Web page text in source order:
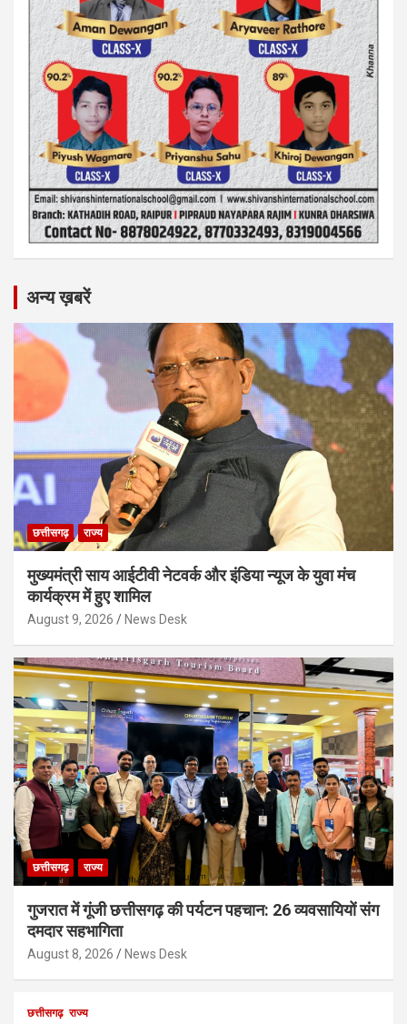
अन्य ख़बरें
छत्तीसगढ़ राज्य
मुख्यमंत्री साय आईटीवी नेटवर्क और इंडिया न्यूज के युवा मंच
कार्यक्रम में हुए शामिल
August 9, 2026 News Desk
छत्तीसगढ़ राज्य
गुजरात में गूंजी छत्तीसगढ़ की पर्यटन पहचान: 26 व्यवसायियों संग
दमदार सहभागिता
August 8, 2026 News Desk
छत्तीसगढ़ राज्य